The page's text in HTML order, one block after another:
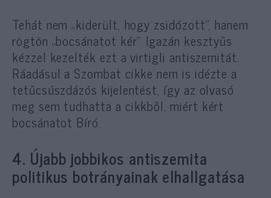
Tehát nem „kiderült, hogy zsidózott”, hanem
rögtön „bocsánatot kér”. Igazán kesztyűs
kézzel kezelték ezt a virtigli antiszemitát.
Ráadásul a Szombat cikke nem is idézte a
tetűcsúszdázós kijelentést, így az olvasó
meg sem tudhatta a cikkből, miért kért
bocsánatot Bíró.
4. Újabb jobbikos antiszemita
politikus botrányainak elhallgatása